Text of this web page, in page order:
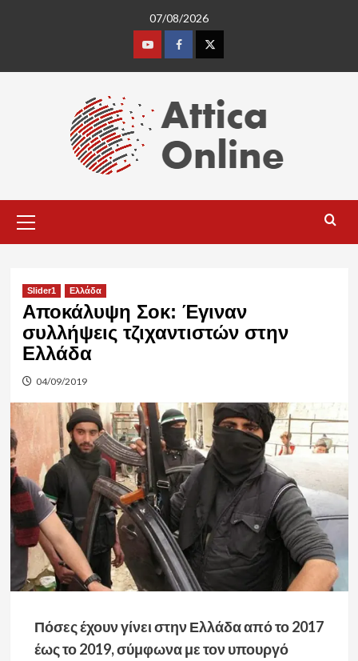
07/08/2026
YoutubeFacebookTwitter
Menu
Slider1 Ελλάδα
Αποκάλυψη Σοκ: Έγιναν
συλλήψεις τζιχαντιστών στην
Ελλάδα
04/09/2019
Πόσες έχουν γίνει στην Ελλάδα από το 2017
έως το 2019, σύμφωνα με τον υπουργό